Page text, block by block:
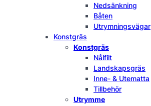
Nedsänkning
Båten
Utrymningsvägar
Konstgräs
Konstgräs
Nålfilt
Landskapsgräs
Inne- & Utematta
Tillbehör
Utrymme